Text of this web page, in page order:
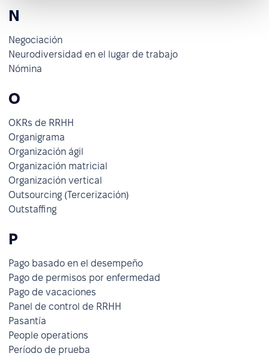
N
Negociación
Neurodiversidad en el lugar de trabajo
Nómina
O
OKRs de RRHH
Organigrama
Organización ágil
Organización matricial
Organización vertical
Outsourcing (Tercerización)
Outstaffing
P
Pago basado en el desempeño
Pago de permisos por enfermedad
Pago de vacaciones
Panel de control de RRHH
Pasantía
People operations
Período de prueba